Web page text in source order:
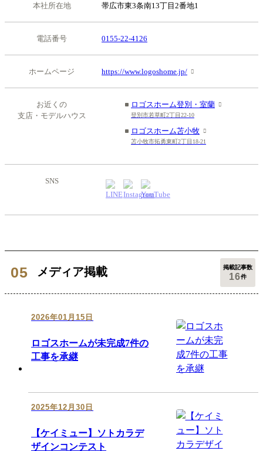
本社所在地 帯広市東3条南13丁目2番地1
電話番号 0155-22-4126
ホームページ https://www.logoshome.jp/
お近くの
支店・モデルハウス
ロゴスホーム登別・室蘭
登別市若草町2丁目22-10
ロゴスホーム苫小牧
苫小牧市拓勇東町2丁目18-21
SNS
メディア掲載 掲載記事数
16件
2026年01月15日
ロゴスホームが未完成7件の
工事を承継
2025年12月30日
【ケイミュー】ソトカラデ
ザインコンテスト